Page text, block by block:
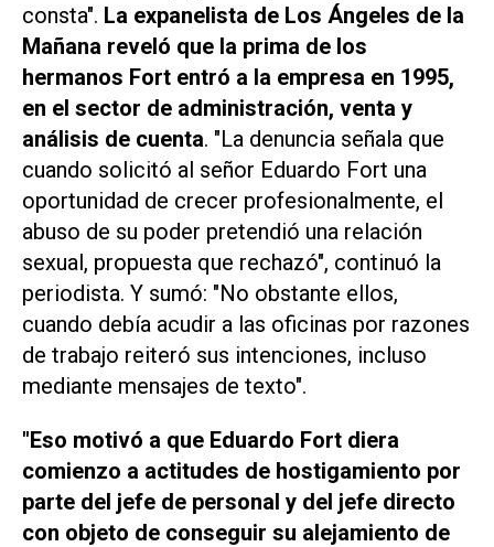
consta". La expanelista de Los Ángeles de la
Mañana reveló que la prima de los
hermanos Fort entró a la empresa en 1995,
en el sector de administración, venta y
análisis de cuenta. "La denuncia señala que
cuando solicitó al señor Eduardo Fort una
oportunidad de crecer profesionalmente, el
abuso de su poder pretendió una relación
sexual, propuesta que rechazó", continuó la
periodista. Y sumó: "No obstante ellos,
cuando debía acudir a las oficinas por razones
de trabajo reiteró sus intenciones, incluso
mediante mensajes de texto".
"Eso motivó a que Eduardo Fort diera
comienzo a actitudes de hostigamiento por
parte del jefe de personal y del jefe directo
con objeto de conseguir su alejamiento de